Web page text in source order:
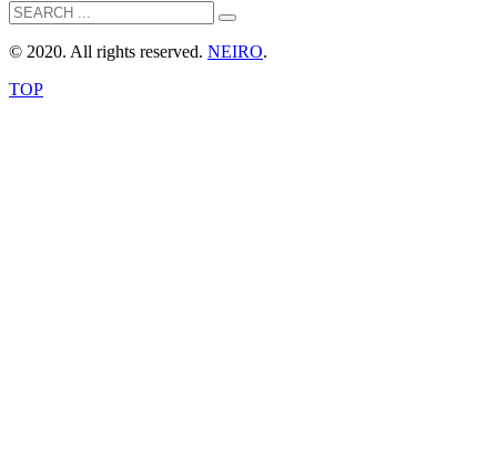
© 2020. All rights reserved. NEIRO.
TOP